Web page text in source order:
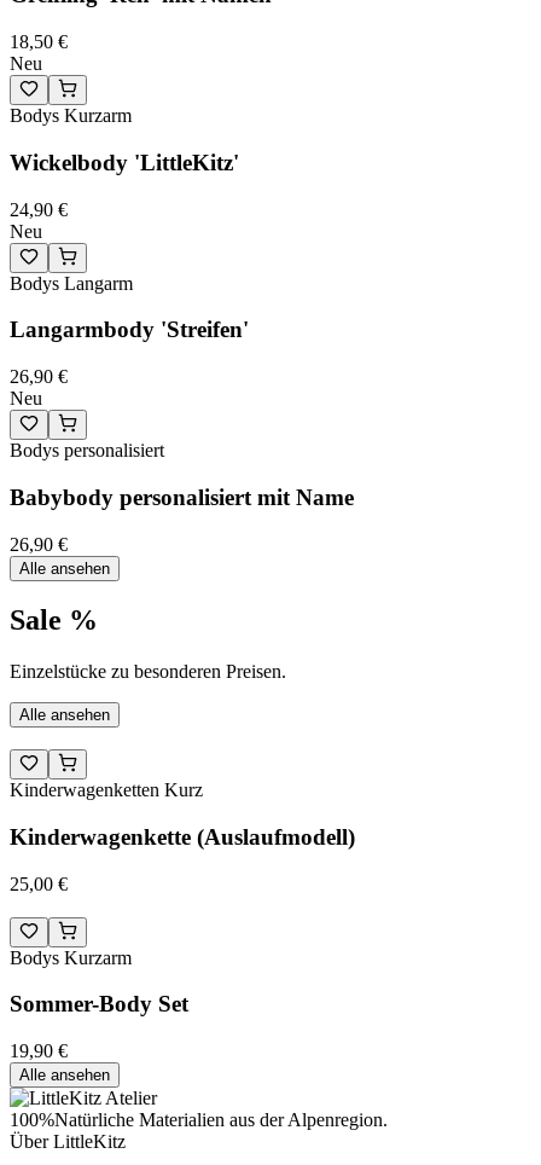
18,50 €
Neu
Bodys Kurzarm
Wickelbody 'LittleKitz'
24,90 €
Neu
Bodys Langarm
Langarmbody 'Streifen'
26,90 €
Neu
Bodys personalisiert
Babybody personalisiert mit Name
26,90 €
Alle ansehen
Sale %
Einzelstücke zu besonderen Preisen.
Alle ansehen
Kinderwagenketten Kurz
Kinderwagenkette (Auslaufmodell)
25,00 €
Bodys Kurzarm
Sommer-Body Set
19,90 €
Alle ansehen
100%Natürliche Materialien aus der Alpenregion.
Über LittleKitz